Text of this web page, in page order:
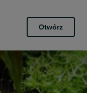
Otwórz